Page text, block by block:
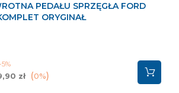
PEDAŁU SPRZĘGŁA FORD
ORYGINAŁ
zł 0%